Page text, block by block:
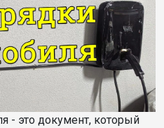
- это документ, который